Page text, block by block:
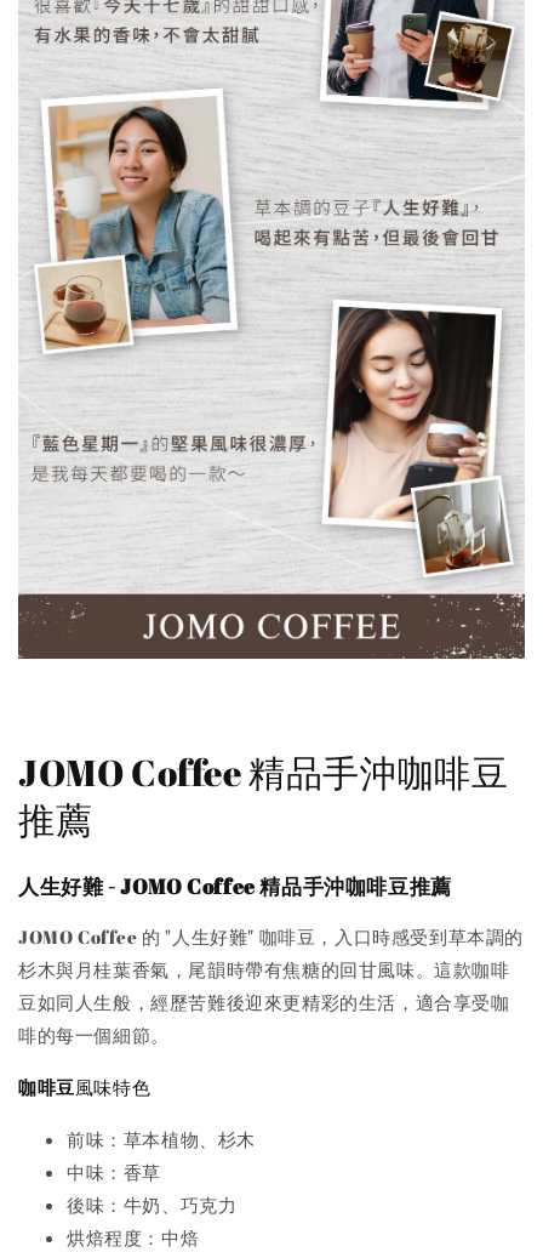
JOMO Coffee 精品手沖咖啡豆
推薦
人生好難 - JOMO Coffee 精品手沖咖啡豆推薦
JOMO Coffee 的 "人生好難" 咖啡豆，入口時感受到草本調的
杉木與月桂葉香氣，尾韻時帶有焦糖的回甘風味。這款咖啡
豆如同人生般，經歷苦難後迎來更精彩的生活，適合享受咖
啡的每一個細節。
咖啡豆風味特色
前味：草本植物、杉木
中味：香草
後味：牛奶、巧克力
烘焙程度：中焙